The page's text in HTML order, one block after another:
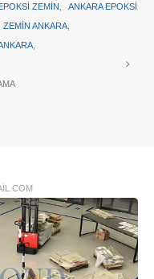
ZEMIN
ANKARA EPOKSI
ZEMIN ANKARA